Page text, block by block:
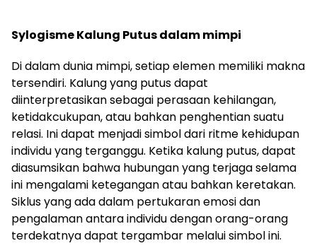
Sylogisme Kalung Putus dalam mimpi
Di dalam dunia mimpi, setiap elemen memiliki makna
tersendiri. Kalung yang putus dapat
diinterpretasikan sebagai perasaan kehilangan,
ketidakcukupan, atau bahkan penghentian suatu
relasi. Ini dapat menjadi simbol dari ritme kehidupan
individu yang terganggu. Ketika kalung putus, dapat
diasumsikan bahwa hubungan yang terjaga selama
ini mengalami ketegangan atau bahkan keretakan.
Siklus yang ada dalam pertukaran emosi dan
pengalaman antara individu dengan orang-orang
terdekatnya dapat tergambar melalui simbol ini.